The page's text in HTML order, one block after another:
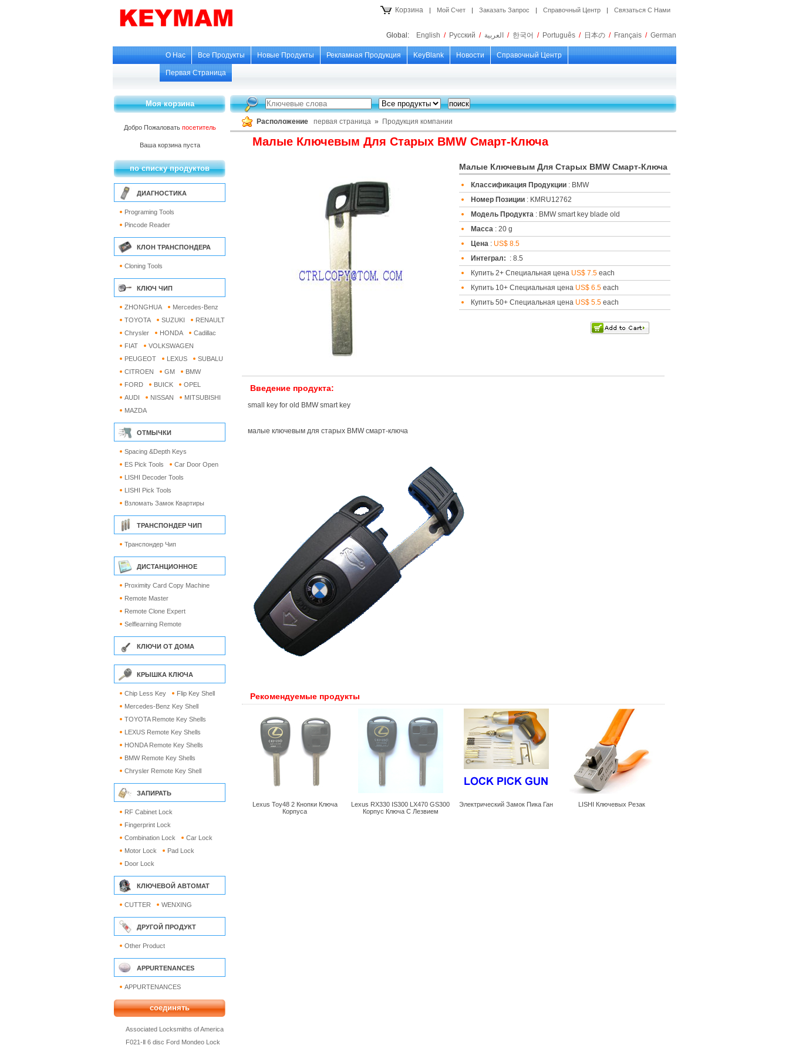
Корзина | Мой Счет | Заказать Запрос | Справочный Центр | Связаться С Нами
Global: English / Русский / العربية / 한국어 / Português / 日本の / Français / German
О Нас Все Продукты Новые Продукты Рекламная Продукция KeyBlank Новости Справочный Центр
Первая Страница
Моя корзина
Добро Пожаловать посетитель
Ваша корзина пуста
по списку продуктов
ДИАГНОСТИКА
Programing Tools
Pincode Reader
КЛОН ТРАНСПОНДЕРА
Cloning Tools
КЛЮЧ ЧИП
ZHONGHUA
Mercedes-Benz
TOYOTA
SUZUKI
RENAULT
Chrysler
HONDA
Cadillac
FIAT
VOLKSWAGEN
PEUGEOT
LEXUS
SUBALU
CITROEN
GM
BMW
FORD
BUICK
OPEL
AUDI
NISSAN
MITSUBISHI
MAZDA
ОТМЫЧКИ
Spacing &Depth Keys
ES Pick Tools
Car Door Open
LISHI Decoder Tools
LISHI Pick Tools
Взломать Замок Квартиры
ТРАНСПОНДЕР ЧИП
Транспондер Чип
ДИСТАНЦИОННОЕ
Proximity Card Copy Machine
Remote Master
Remote Clone Expert
Selflearning Remote
КЛЮЧИ ОТ ДОМА
КРЫШКА КЛЮЧА
Chip Less Key
Flip Key Shell
Mercedes-Benz Key Shell
TOYOTA Remote Key Shells
LEXUS Remote Key Shells
HONDA Remote Key Shells
BMW Remote Key Shells
Chrysler Remote Key Shell
ЗАПИРАТЬ
RF Cabinet Lock
Fingerprint Lock
Combination Lock
Car Lock
Motor Lock
Pad Lock
Door Lock
КЛЮЧЕВОЙ АВТОМАТ
CUTTER WENXING
ДРУГОЙ ПРОДУКТ
Other Product
APPURTENANCES
APPURTENANCES
соединять
Associated Locksmiths of America
F021-Ⅱ 6 disc Ford Mondeo Lock
Расположение первая страница » Продукция компании
Малые Ключевым Для Старых BMW Смарт-Ключа
Малые Ключевым Для Старых BMW Смарт-Ключа
Классификация Продукции : BMW
Номер Позиции : KMRU12762
Модель Продукта : BMW smart key blade old
Масса : 20 g
Цена : US$ 8.5
Интеграл: : 8.5
Купить 2+ Специальная цена US$ 7.5 each
Купить 10+ Специальная цена US$ 6.5 each
Купить 50+ Специальная цена US$ 5.5 each
Введение продукта:
small key for old BMW smart key
малые ключевым для старых BMW смарт-ключа
Рекомендуемые продукты
Lexus Toy48 2 Кнопки Ключа
Корпуса
Lexus RX330 IS300 LX470 GS300
Корпус Ключа С Лезвием
Электрический Замок Пика Ган LISHI Ключевых Резак